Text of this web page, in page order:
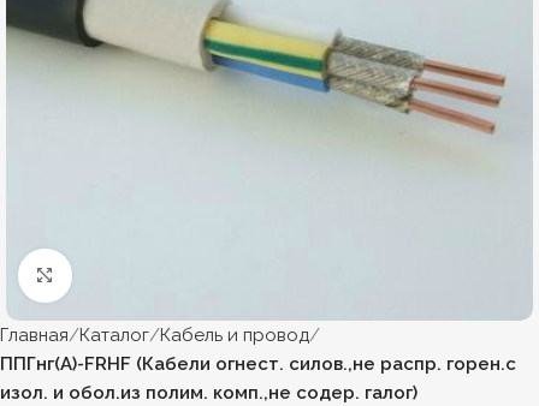
Нажмите, чтобы увеличить
Главная Каталог Кабель и провод
ППГнг(А)-FRHF (Кабели огнест. силов.,не распр. горен.с
изол. и обол.из полим. комп.,не содер. галог)